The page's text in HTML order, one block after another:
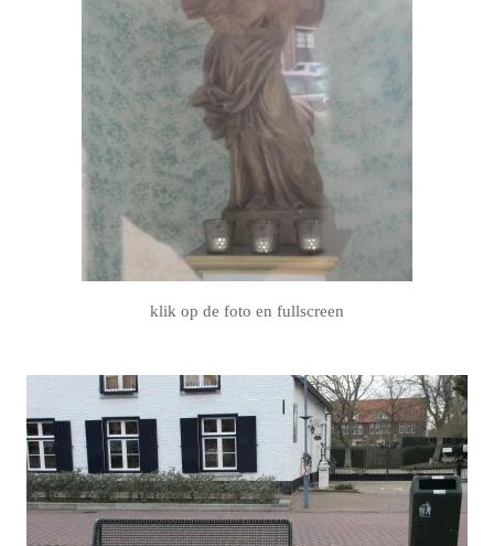
klik op de foto en fullscreen